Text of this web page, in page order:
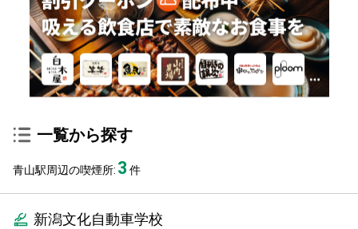
一覧から探す
青山駅周辺の喫煙所: 3 件
新潟文化自動車学校